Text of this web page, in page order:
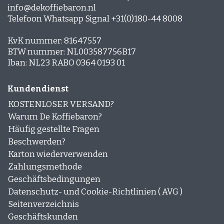
Espresso-rub
Peppermint Mocha
Zimt Latte
Schichtkaffee
Desserts und Gebäck mit Kaffee
info@dekoffiebaron.nl
Telefoon Whatsapp Signal +31(0)180-44 8008
KvK nummer: 81647557
BTW nummer: NL003587756B17
Iban: NL23 RABO 0364 0193 01
Kundendienst
KOSTENLOSER VERSAND?
Warum De Koffiebaron?
Häufig gestellte Fragen
Beschwerden?
Karton wiederverwenden
Zahlungsmethode
Geschäftsbedingungen
Datenschutz- und Cookie-Richtlinien ( AVG )
Seitenverzeichnis
Geschäftskunden